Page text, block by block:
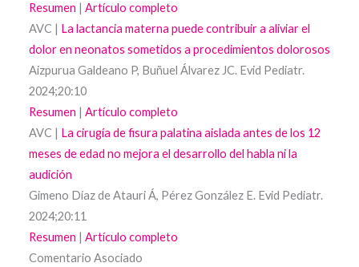
Resumen | Artículo completo
AVC | La lactancia materna puede contribuir a aliviar el
dolor en neonatos sometidos a procedimientos dolorosos
Aizpurua Galdeano P, Buñuel Álvarez JC. Evid Pediatr.
2024;20:10
Resumen | Artículo completo
AVC | La cirugía de fisura palatina aislada antes de los 12
meses de edad no mejora el desarrollo del habla ni la
audición
Gimeno Díaz de Atauri Á, Pérez González E. Evid Pediatr.
2024;20:11
Resumen | Artículo completo
Comentario Asociado